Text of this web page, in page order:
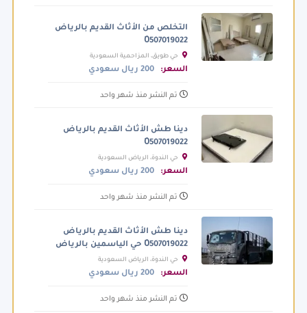
التخلص من الأثاث القديم بالرياض
0َ507019022
السعر: 200 ريال سعودي
تم النشر منذ شهر واحد
دينا طش الأثاث القديم بالرياض
0َ507019022
السعر: 200 ريال سعودي
تم النشر منذ شهر واحد
دينا طش الأثاث القديم بالرياض
0َ507019022 حي الياسمين بالرياض
السعر: 200 ريال سعودي
تم النشر منذ شهر واحد